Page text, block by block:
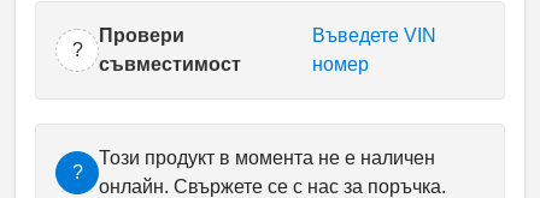
?
Провери
съвместимост
Въведете VIN
номер
?
Този продукт в момента не е наличен
онлайн. Свържете се с нас за поръчка.